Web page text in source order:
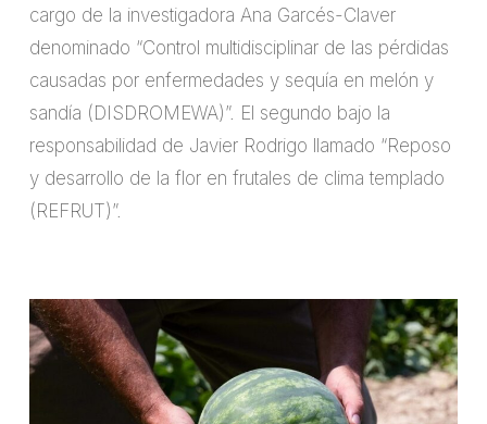
cargo de la investigadora Ana Garcés-Claver
denominado “Control multidisciplinar de las pérdidas
causadas por enfermedades y sequía en melón y
sandía (DISDROMEWA)”. El segundo bajo la
responsabilidad de Javier Rodrigo llamado “Reposo
y desarrollo de la flor en frutales de clima templado
(REFRUT)”.